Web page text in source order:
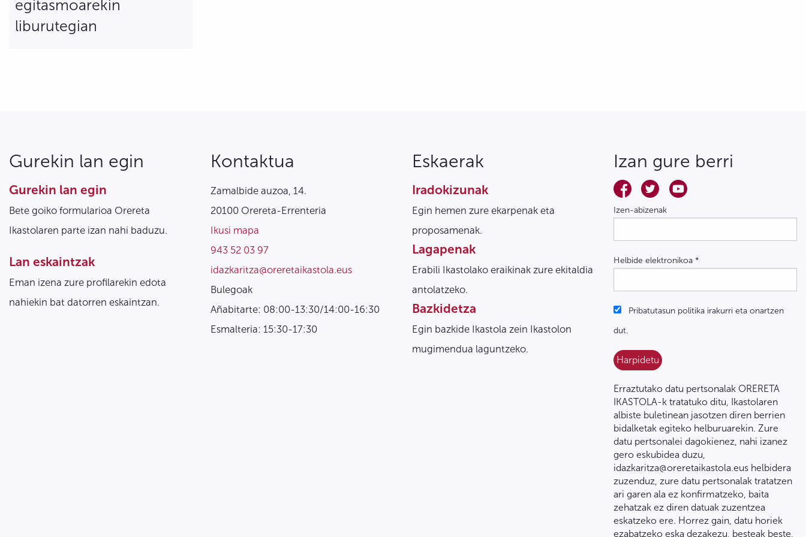
egitasmoarekin
liburutegian
Gurekin lan egin
Gurekin lan egin
Bete goiko formularioa Orereta
Ikastolaren parte izan nahi baduzu.
Lan eskaintzak
Eman izena zure profilarekin edota
nahiekin bat datorren eskaintzan.
Kontaktua
Zamalbide auzoa, 14.
20100 Orereta-Errenteria
Ikusi mapa
943 52 03 97
idazkaritza@oreretaikastola.eus
Bulegoak
Añabitarte: 08:00-13:30/14:00-16:30
Esmalteria: 15:30-17:30
Eskaerak
Iradokizunak
Egin hemen zure ekarpenak eta
proposamenak.
Lagapenak
Erabili Ikastolako eraikinak zure ekitaldia
antolatzeko.
Bazkidetza
Egin bazkide Ikastola zein Ikastolon
mugimendua laguntzeko.
Izan gure berri
Izen-abizenak
Helbide elektronikoa *
Pribatutasun politika irakurri eta onartzen
dut.
Erraztutako datu pertsonalak ORERETA
IKASTOLA-k tratatuko ditu, Ikastolaren
albiste buletinean jasotzen diren berrien
bidalketak egiteko helburuarekin. Zure
datu pertsonalei dagokienez, nahi izanez
gero eskubidea duzu,
idazkaritza@oreretaikastola.eus helbidera
zuzenduz, zure datu pertsonalak tratatzen
ari garen ala ez konfirmatzeko, baita
zehatzak ez diren datuak zuzentzea
eskatzeko ere. Horrez gain, datu horiek
ezabatzeko eska dezakezu, besteak beste,